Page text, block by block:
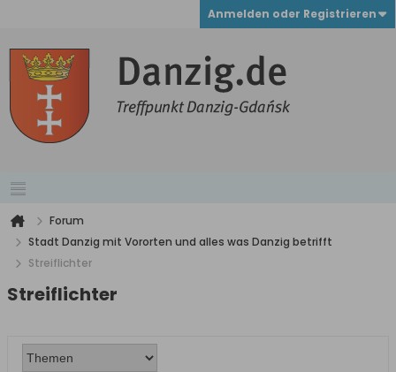
Anmelden oder Registrieren
Forum
Stadt Danzig mit Vororten und alles was Danzig betrifft
Streiflichter
Streiflichter